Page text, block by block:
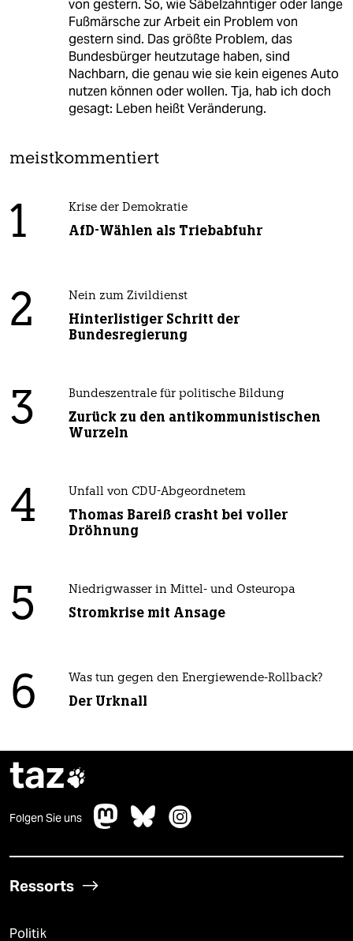
von gestern. So, wie Säbelzahntiger oder lange
Fußmärsche zur Arbeit ein Problem von
gestern sind. Das größte Problem, das
Bundesbürger heutzutage haben, sind
Nachbarn, die genau wie sie kein eigenes Auto
nutzen können oder wollen. Tja, hab ich doch
gesagt: Leben heißt Veränderung.
meistkommentiert
1 Krise der Demokratie
AfD-Wählen als Triebabfuhr
2 Nein zum Zivildienst
Hinterlistiger Schritt der
Bundesregierung
3 Bundeszentrale für politische Bildung
Zurück zu den antikommunistischen
Wurzeln
4 Unfall von CDU-Abgeordnetem
Thomas Bareiß crasht bei voller
Dröhnung
5 Niedrigwasser in Mittel- und Osteuropa
Stromkrise mit Ansage
6 Was tun gegen den Energiewende-Rollback?
Der Urknall
taz
Folgen Sie uns
Ressorts
Politik